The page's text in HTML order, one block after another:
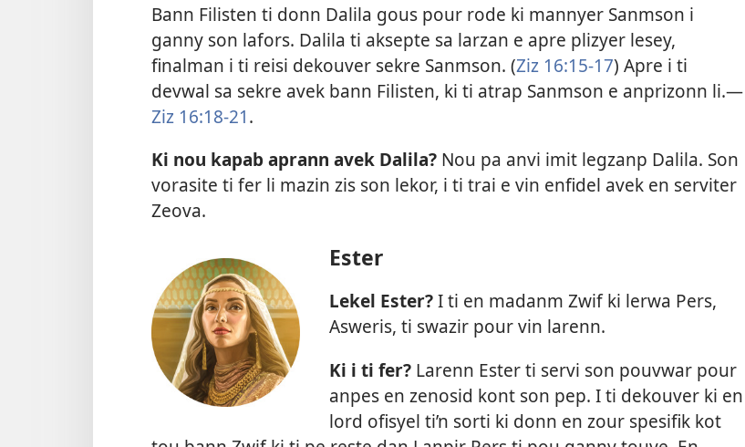
Bann Filisten ti donn Dalila gous pour rode ki mannyer Sanmson i
ganny son lafors. Dalila ti aksepte sa larzan e apre plizyer lesey,
finalman i ti reisi dekouver sekre Sanmson. (Ziz 16:15-17) Apre i ti
devwal sa sekre avek bann Filisten, ki ti atrap Sanmson e anprizonn li.​—
Ziz 16:18-21.
Ki nou kapab aprann avek Dalila? Nou pa anvi imit legzanp Dalila. Son
vorasite ti fer li mazin zis son lekor, i ti trai e vin enfidel avek en serviter
Zeova.
Ester
Lekel Ester?I ti en madanm Zwif ki lerwa Pers,
Asweris, ti swazir pour vin larenn.
Ki i ti fer? Larenn Ester ti servi son pouvwar pour
anpes en zenosid kont son pep. I ti dekouver ki en
lord ofisyel ti’n sorti ki donn en zour spesifik kot